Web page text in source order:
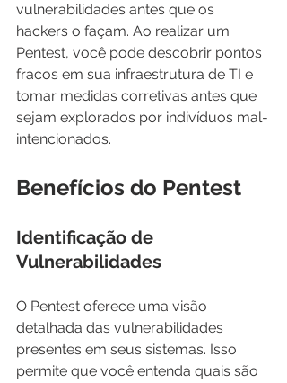
vulnerabilidades antes que os
hackers o façam. Ao realizar um
Pentest, você pode descobrir pontos
fracos em sua infraestrutura de TI e
tomar medidas corretivas antes que
sejam explorados por indivíduos mal-
intencionados.
Benefícios do Pentest
Identificação de
Vulnerabilidades
O Pentest oferece uma visão
detalhada das vulnerabilidades
presentes em seus sistemas. Isso
permite que você entenda quais são